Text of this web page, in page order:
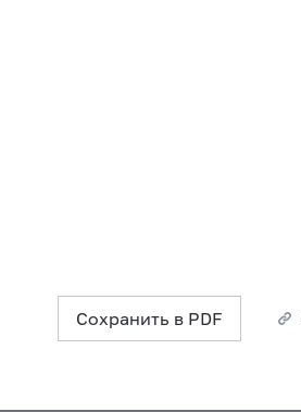
Сохранить в PDF